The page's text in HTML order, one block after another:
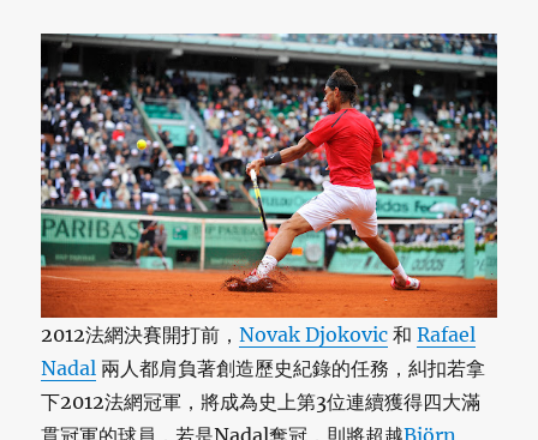
2012法網決賽開打前，Novak Djokovic 和Rafael
Nadal 兩人都肩負著創造歷史紀錄的任務，糾扣若拿
下2012法網冠軍，將成為史上第3位連續獲得四大滿
貫冠軍的球員，若是Nadal奪冠，則將超越Björn